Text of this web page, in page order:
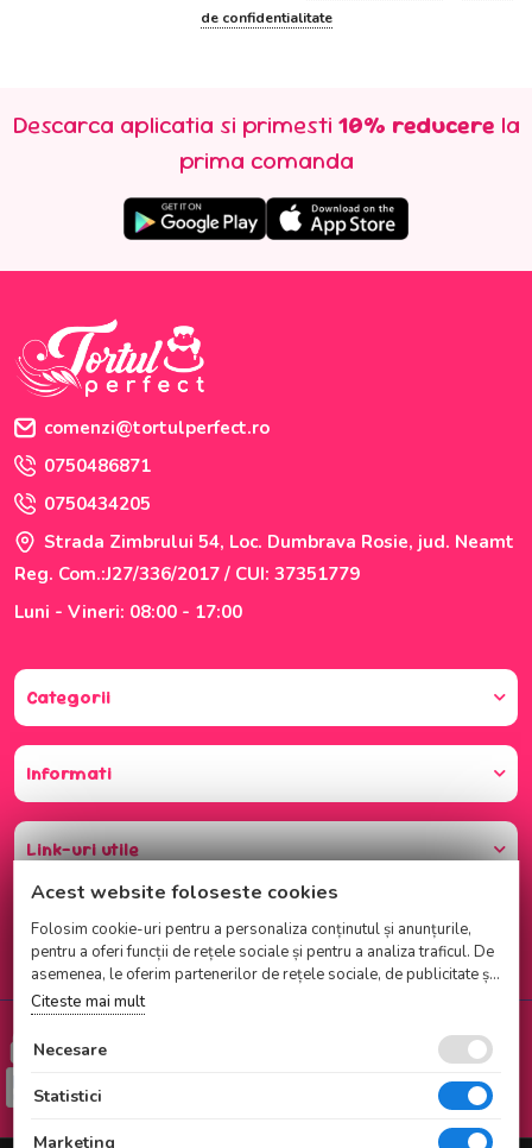
de confidentialitate
Descarca aplicatia si primesti 10% reducere la
prima comanda
comenzi@tortulperfect.ro
0750486871
0750434205
Strada Zimbrului 54, Loc. Dumbrava Rosie, jud. Neamt
Reg. Com.:J27/336/2017 / CUI: 37351779
Luni - Vineri: 08:00 - 17:00
Categorii
Informati
Link-uri utile
Checkout securizat de Netopia
Acest website foloseste cookies
Folosim cookie-uri pentru a personaliza conținutul și anunțurile,
pentru a oferi funcții de rețele sociale și pentru a analiza traficul. De
asemenea, le oferim partenerilor de rețele sociale, de publicitate și
de analize informații cu privire la modul în care folosiți site-ul
nostru. Aceștia le pot combina cu alte informații oferite de dvs. sau
culese în urma folosirii serviciilor lor.
Citeste mai mult
Necesare
Statistici
Marketing